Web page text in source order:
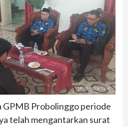
GPMB Probolinggo periode
telah mengantarkan surat